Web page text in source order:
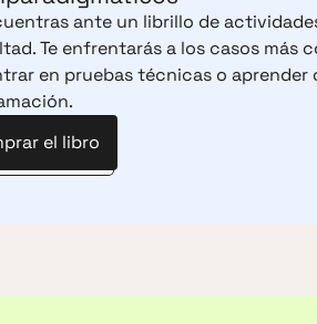
ante un librillo de
Te enfrentarás a los casos más
en pruebas técnicas o
el libro